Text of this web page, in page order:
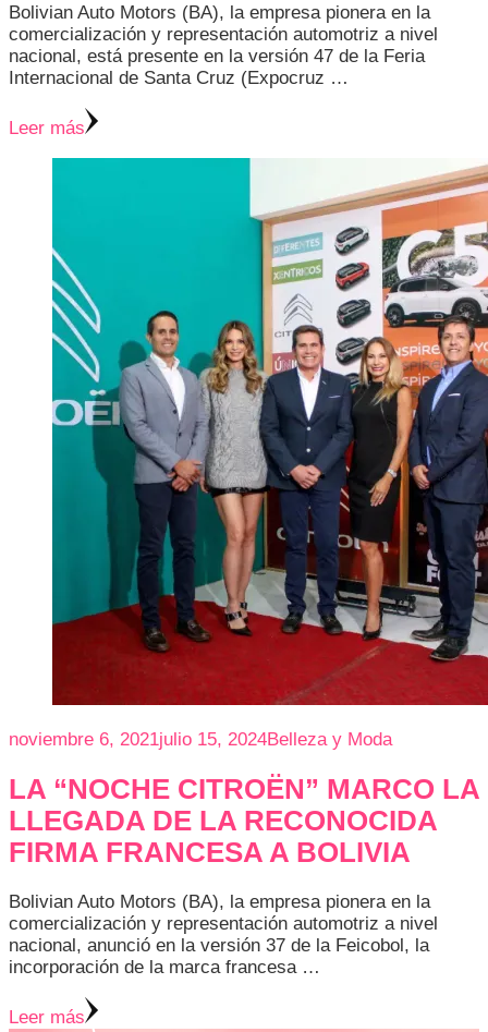
Bolivian Auto Motors (BA), la empresa pionera en la
comercialización y representación automotriz a nivel
nacional, está presente en la versión 47 de la Feria
Internacional de Santa Cruz (Expocruz …
Leer más
noviembre 6, 2021julio 15, 2024Belleza y Moda
LA “NOCHE CITROËN” MARCO LA
LLEGADA DE LA RECONOCIDA
FIRMA FRANCESA A BOLIVIA
Bolivian Auto Motors (BA), la empresa pionera en la
comercialización y representación automotriz a nivel
nacional, anunció en la versión 37 de la Feicobol, la
incorporación de la marca francesa …
Leer más